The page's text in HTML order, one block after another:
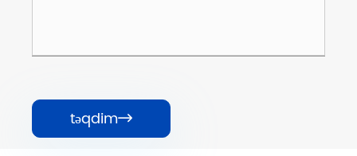
təqdim